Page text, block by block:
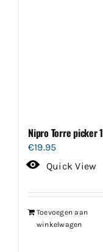
Nipro Torre picker 1
€19.95
Quick View
Toevoegen aan
winkelwagen